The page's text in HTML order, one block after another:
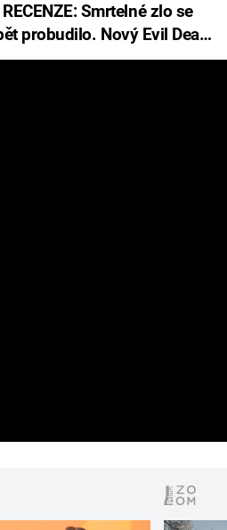
probudilo. Nový Evil Dead
s neodolatelnou